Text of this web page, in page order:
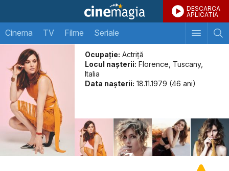
DESCARCA
APLICATIA
Cinema TV Filme Seriale
Ocupație: Actriță
Locul naşterii: Florence, Tuscany,
Italia
Data naşterii: 18.11.1979 (46 ani)